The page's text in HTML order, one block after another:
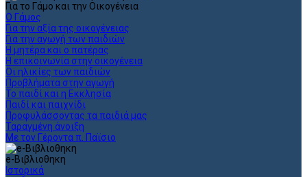
Για το Γάμο και την Οικογένεια
Ο Γάμος
Για την αξία της οικογένειας
Για την αγωγή των παιδιών
Η μητέρα και ο πατέρας
Η επικοινωνία στην οικογένεια
Οι ηλικίες των παιδιών
Προβλήματα στην αγωγή
Το παιδί και η Εκκλησία
Παιδί και παιχνίδι
Προφυλάσσοντας τα παιδιά μας
Ταραγμένη άνοιξη
Με τον Γέροντα π. Παϊσιο
e-Βιβλιοθηκη
Ιστορικά